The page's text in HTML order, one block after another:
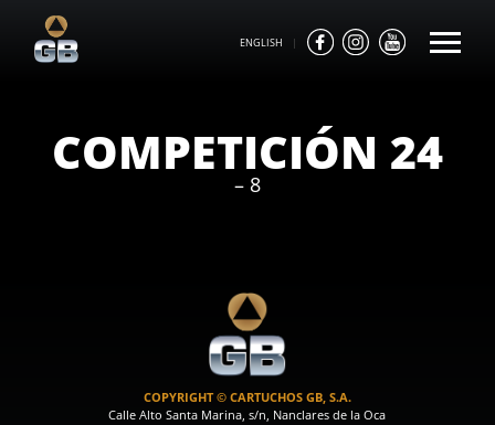
ENGLISH |
COMPETICIÓN 24
– 8
COPYRIGHT © CARTUCHOS GB, S.A.
Calle Alto Santa Marina, s/n, Nanclares de la Oca